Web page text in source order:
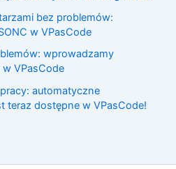
bez problemów:
w VPasCode
wprowadzamy
w VPasCode
automatyczne
teraz dostępne w VPasCode!